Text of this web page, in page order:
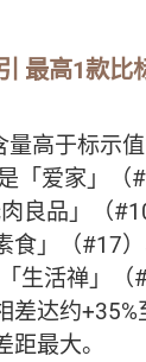
最高1款比
高于标示
「爱家」
良品」（
食」（#17
生活禅」（
差达约+35%
最大。